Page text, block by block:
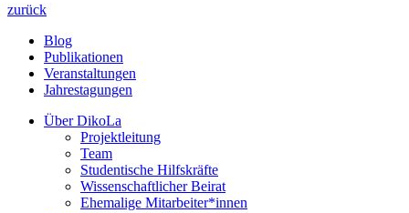
zurück
Blog
Publikationen
Veranstaltungen
Jahrestagungen
Über DikoLa
Projektleitung
Team
Studentische Hilfskräfte
Wissenschaftlicher Beirat
Ehemalige Mitarbeiter*innen